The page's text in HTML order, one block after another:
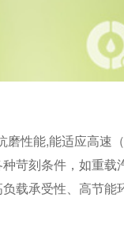
性能,能适应高速
苛刻条件，如重载
载承受性、高节能